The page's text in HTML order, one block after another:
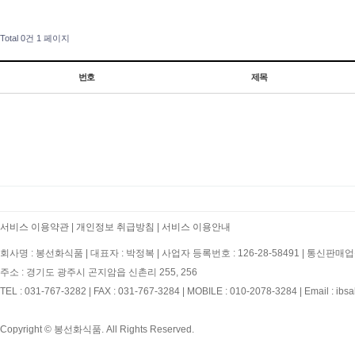
Total 0건 1 페이지
번호 제목
서비스 이용약관 개인정보 취급방침 서비스 이용안내
회사명 : 봉선화식품 대표자 : 박정복 사업자 등록번호 : 126-28-58491
통신판매
주소 : 경기도 광주시 곤지암읍 신촌리 255, 256
TEL : 031-767-3282
FAX : 031-767-3284 MOBILE : 010-2078-3284 Email :
Copyright © 봉선화식품. All Rights Reserved.